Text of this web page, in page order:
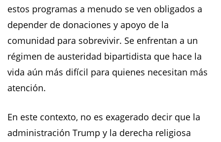
estos programas a menudo se ven obligados a
depender de donaciones y apoyo de la
comunidad para sobrevivir. Se enfrentan a un
régimen de austeridad bipartidista que hace la
vida aún más difícil para quienes necesitan más
atención.
En este contexto, no es exagerado decir que la
administración Trump y la derecha religiosa